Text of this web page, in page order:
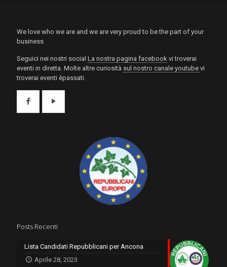
We love who we are and we are very proud to be the part of your
business
Seguici nei nostri social La nostra pagina facebook vi troverai
eventi in diretta. Molte altre curiosità sul nostro canale youtube vi
troverai eventi èpassati.
Posts Recenti
Lista Candidati Repubblicani per Ancona
Aprile 28, 2023